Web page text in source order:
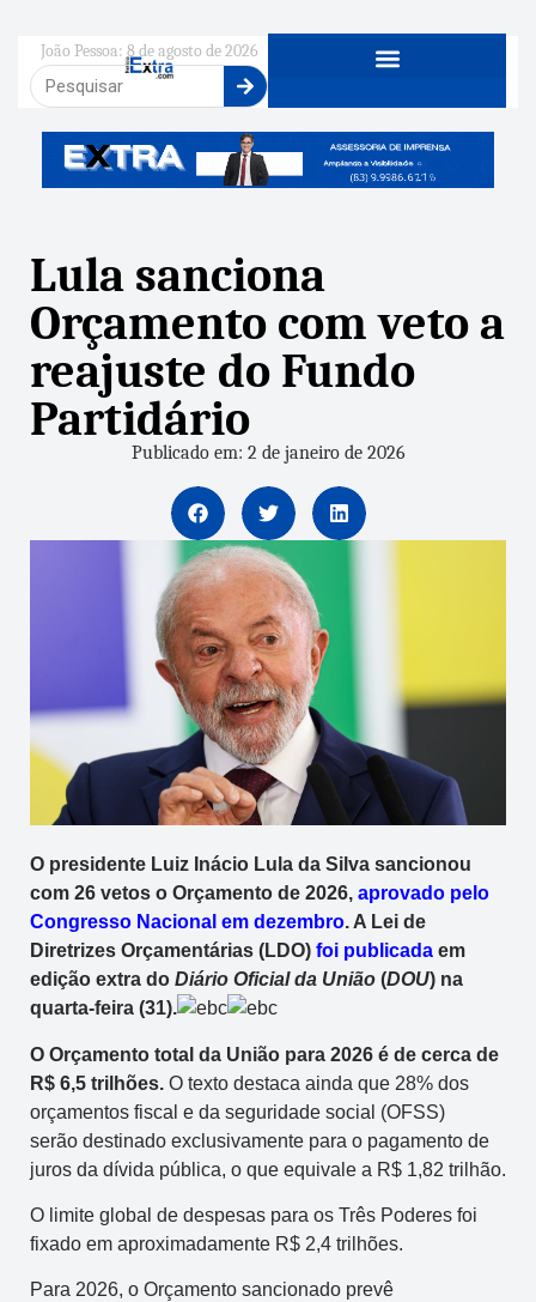
João Pessoa: 8 de agosto de 2026
Lula sanciona
Orçamento com veto a
reajuste do Fundo
Partidário
Publicado em: 2 de janeiro de 2026
O presidente Luiz Inácio Lula da Silva sancionou
com 26 vetos o Orçamento de 2026, aprovado pelo
Congresso Nacional em dezembro. A Lei de
Diretrizes Orçamentárias (LDO) foi publicada em
edição extra do Diário Oficial da União (DOU) na
quarta-feira (31).
O Orçamento total da União para 2026 é de cerca de
R$ 6,5 trilhões. O texto destaca ainda que 28% dos
orçamentos fiscal e da seguridade social (OFSS)
serão destinado exclusivamente para o pagamento de
juros da dívida pública, o que equivale a R$ 1,82 trilhão.
O limite global de despesas para os Três Poderes foi
fixado em aproximadamente R$ 2,4 trilhões.
Para 2026, o Orçamento sancionado prevê